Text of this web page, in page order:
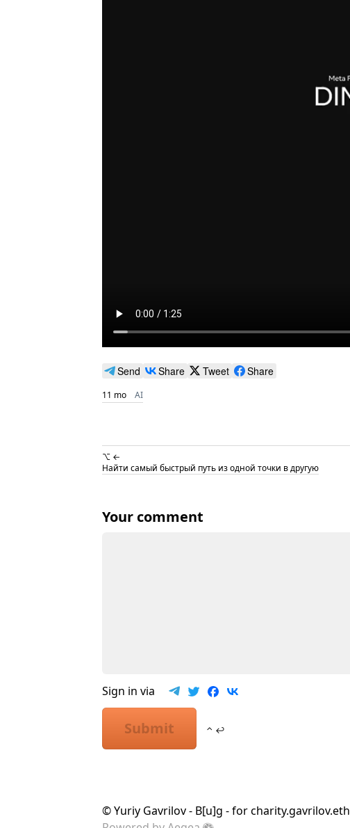
Send Share Tweet Share
11 mo AI
⌥ ←
Найти самый быстрый путь из одной точки в другую
Your comment
Sign in via
Submit ⌃ ↩
©Yuriy Gavrilov - B[u]g - for charity.gavrilov.eth